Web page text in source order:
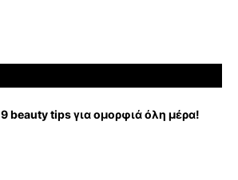
9 beauty tips για ομορφιά όλη μέρα!